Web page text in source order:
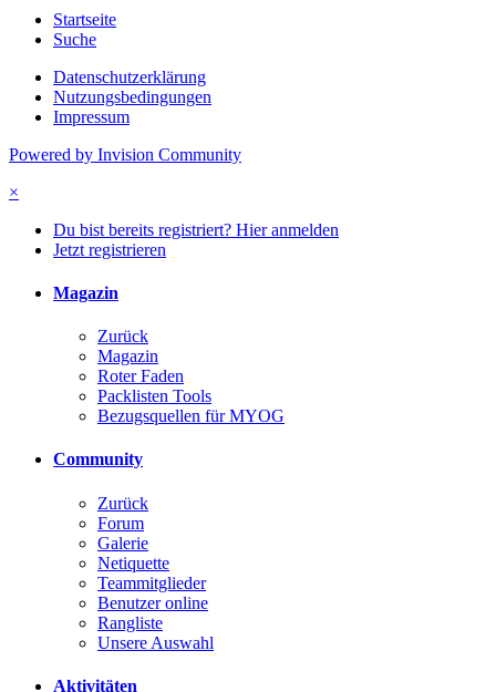
Startseite
Suche
Datenschutzerklärung
Nutzungsbedingungen
Impressum
Powered by Invision Community
×
Du bist bereits registriert? Hier anmelden
Jetzt registrieren
Magazin
Zurück
Magazin
Roter Faden
Packlisten Tools
Bezugsquellen für MYOG
Community
Zurück
Forum
Galerie
Netiquette
Teammitglieder
Benutzer online
Rangliste
Unsere Auswahl
Aktivitäten